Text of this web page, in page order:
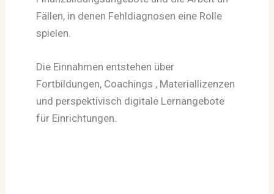
Fällen, in denen Fehldiagnosen eine Rolle
spielen.
Die Einnahmen entstehen über
Fortbildungen, Coachings , Materiallizenzen
und perspektivisch digitale Lernangebote
für Einrichtungen.